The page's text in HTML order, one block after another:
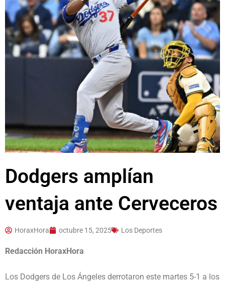
Dodgers amplían
ventaja ante Cerveceros
HoraxHora octubre 15, 2025 Los Deportes
Redacción HoraxHora
Los Dodgers de Los Ángeles derrotaron este martes 5-1 a los